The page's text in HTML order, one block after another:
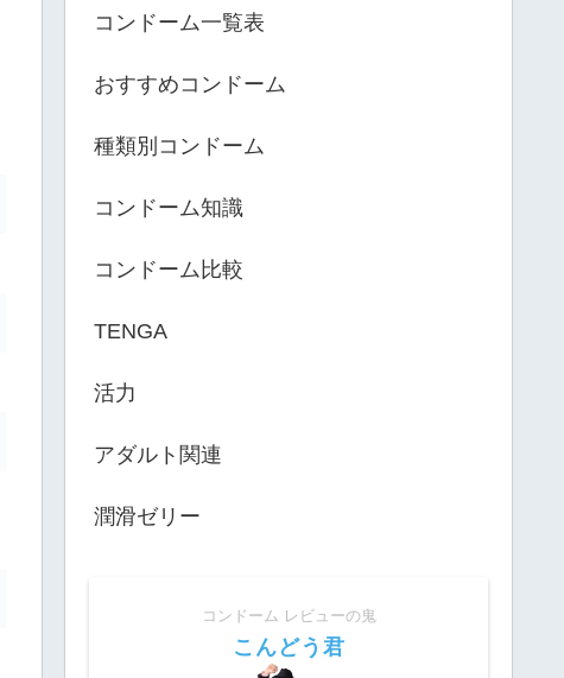
コンドーム一覧表
おすすめコンドーム
種類別コンドーム
コンドーム知識
コンドーム比較
TENGA
活力
アダルト関連
潤滑ゼリー
コンドーム レビューの鬼
こんどう君